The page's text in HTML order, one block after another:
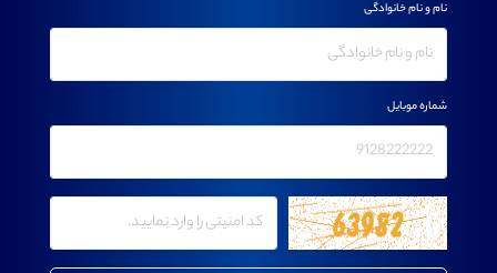
نام و نام خانوادگی
شماره موبایل